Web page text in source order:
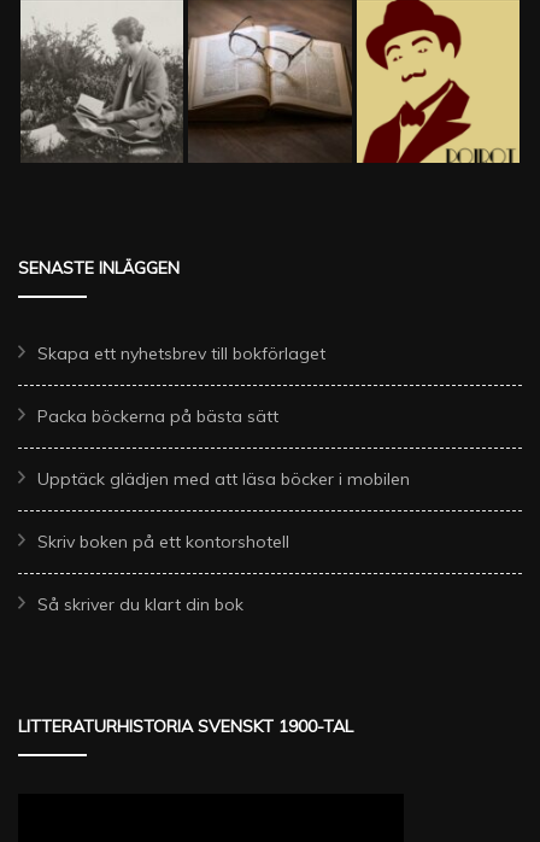
SENASTE INLÄGGEN
Skapa ett nyhetsbrev till bokförlaget
Packa böckerna på bästa sätt
Upptäck glädjen med att läsa böcker i mobilen
Skriv boken på ett kontorshotell
Så skriver du klart din bok
LITTERATURHISTORIA SVENSKT 1900-TAL